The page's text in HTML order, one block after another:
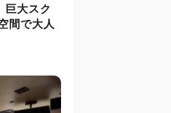
大スク
間で大人